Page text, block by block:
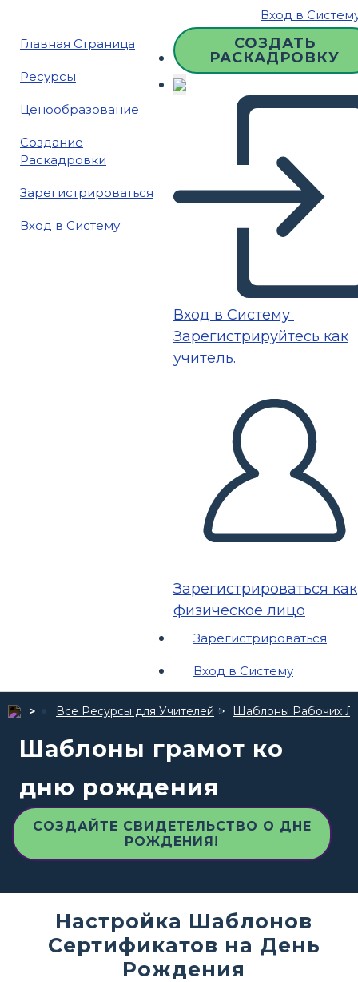
Вход в
Главная Страница
Ресурсы
Ценообразование
Создание
Раскадровки
Зарегистрироваться
Вход в Систему
СОЗДАТЬ
РАСКАДРОВКУ
Вход в Систему
Зарегистрируйтесь как
учитель.
Зарегистрироваться как
физическое лицо
Зарегистрироваться
Вход в Систему
Все Ресурсы для Учителей Шаблоны Рабочих
Шаблоны грамот ко
дню рождения
СОЗДАЙТЕ СВИДЕТЕЛЬСТВО О ДНЕ
РОЖДЕНИЯ!
Настройка Шаблонов
Сертификатов на День
Рождения